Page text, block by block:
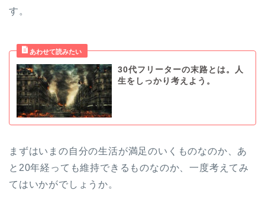
す。
30代フリーターの末路とは。人
生をしっかり考えよう。
まずはいまの自分の生活が満足のいくものなのか、あ
と20年経っても維持できるものなのか、一度考えてみ
てはいかがでしょうか。